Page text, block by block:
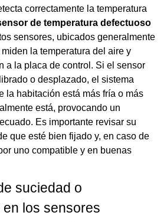
correctamente la temperatura
de temperatura defectuoso
sensores, ubicados generalmente
la temperatura del aire y
a la placa de control. Si el sensor
o desplazado, el sistema
la habitación está más fría o más
está, provocando un
Es importante revisar su
que esté bien fijado y, en caso de
uno compatible y en buenas
suciedad o
los sensores